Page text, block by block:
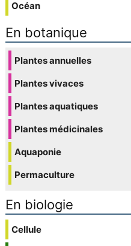
Océan
En botanique
Plantes annuelles
Plantes vivaces
Plantes aquatiques
Plantes médicinales
Aquaponie
Permaculture
En biologie
Cellule